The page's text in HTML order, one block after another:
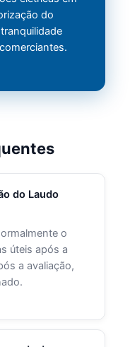
do
do Laudo
o
úteis após a
a avaliação,